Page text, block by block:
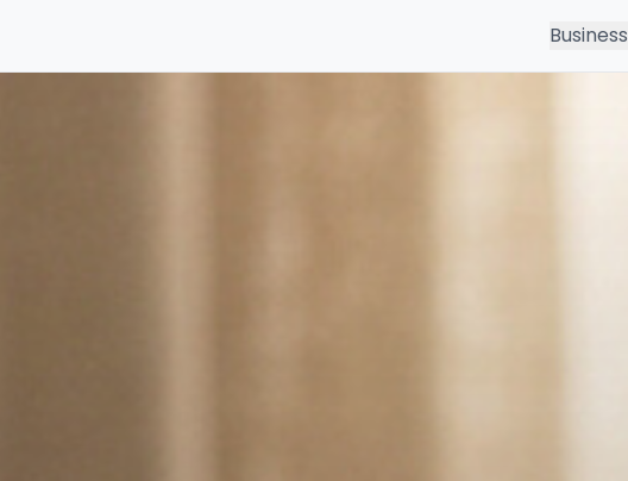
Business